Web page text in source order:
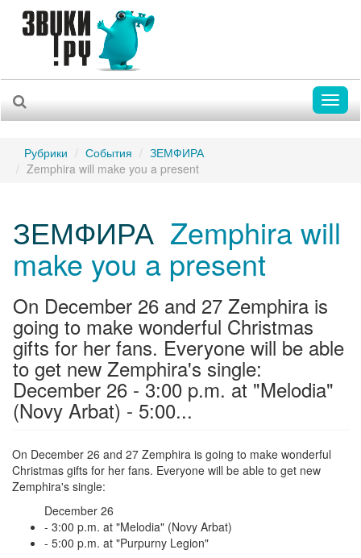
Рубрики События
ЗЕМФИРА
Zemphira will make you a present
ЗЕМФИРА Zemphira will
make you a present
On December 26 and 27 Zemphira is
going to make wonderful Christmas
gifts for her fans. Everyone will be able
to get new Zemphira's single:
December 26 - 3:00 p.m. at "Melodia"
(Novy Arbat) - 5:00...
On December 26 and 27 Zemphira is going to make wonderful
Christmas gifts for her fans. Everyone will be able to get new
Zemphira's single:
December 26
- 3:00 p.m. at "Melodia" (Novy Arbat)
- 5:00 p.m. at "Purpurny Legion"